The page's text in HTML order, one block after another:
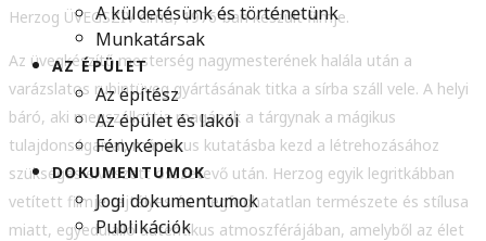
A küldetésünk és történetünk
Munkatársak
AZ ÉPÜLET
Az építész
Az épület és lakói
Fényképek
DOKUMENTUMOK
Jogi dokumentumok
Publikációk
Herzog ÜVEGSZÍV című, 1976-ban készült filmje.
Az üvegkészítő mesterség nagymesterének halála után a
varázslatos rubintüveg gyártásának titka a sírba száll vele. A helyi
báró, aki megszállottja magának a tárgynak a mágikus
tulajdonságaival, mániákus kutatásba kezd a létrehozásához
szükséges elveszett összetevő után. Herzog egyik legritkábban
vetített filmje rejtélyes és megfoghatatlan természete és stílusa
miatt, egyedülálló autentikus atmoszférájában, amelyből az élet